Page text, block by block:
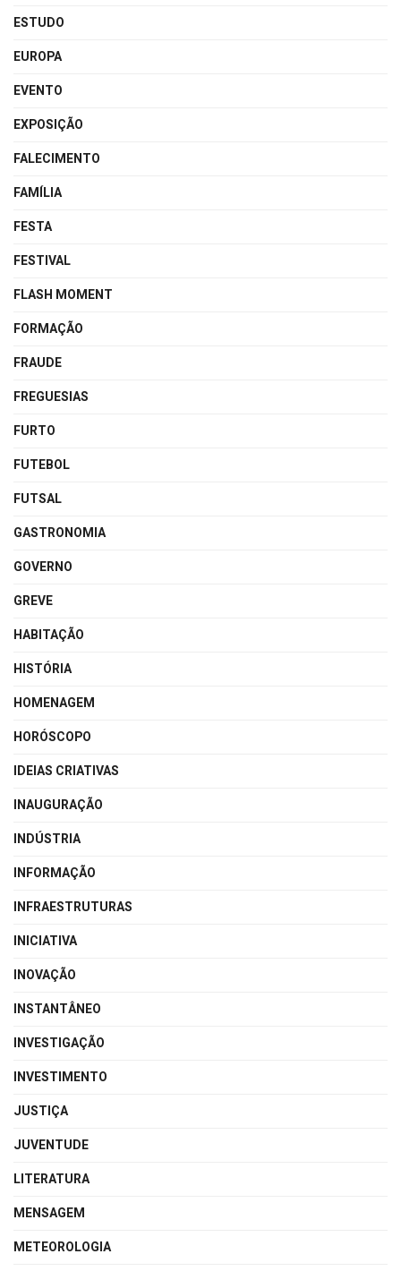
ESTUDO
EUROPA
EVENTO
EXPOSIÇÃO
FALECIMENTO
FAMÍLIA
FESTA
FESTIVAL
FLASH MOMENT
FORMAÇÃO
FRAUDE
FREGUESIAS
FURTO
FUTEBOL
FUTSAL
GASTRONOMIA
GOVERNO
GREVE
HABITAÇÃO
HISTÓRIA
HOMENAGEM
HORÓSCOPO
IDEIAS CRIATIVAS
INAUGURAÇÃO
INDÚSTRIA
INFORMAÇÃO
INFRAESTRUTURAS
INICIATIVA
INOVAÇÃO
INSTANTÂNEO
INVESTIGAÇÃO
INVESTIMENTO
JUSTIÇA
JUVENTUDE
LITERATURA
MENSAGEM
METEOROLOGIA